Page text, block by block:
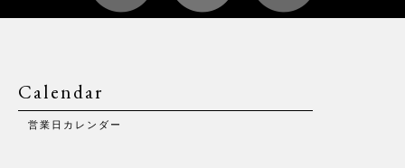
Calendar
営業日カレンダー